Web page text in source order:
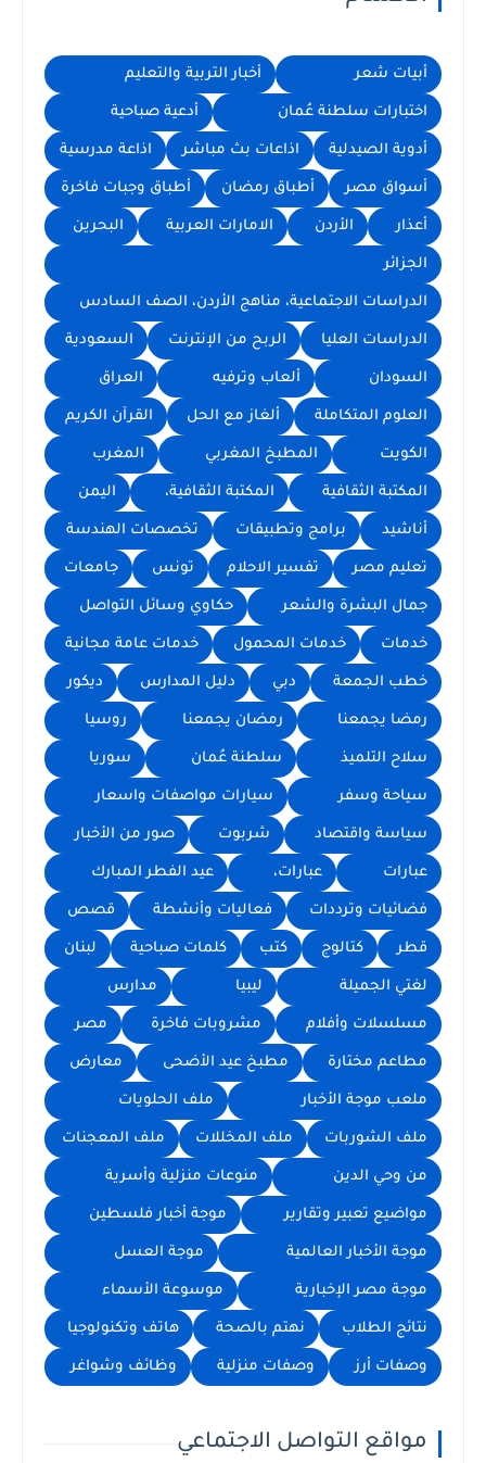
أبيات شعر أخبار التربية والتعليم
اختبارات سلطنة عُمان أدعية صباحية
أدوية الصيدلية اذاعات بث مباشر اذاعة مدرسية
أسواق مصر أطباق رمضان أطباق وجبات فاخرة
أعذار الأردن الامارات العربية البحرين
الجزائر
الدراسات الاجتماعية، مناهج الأردن، الصف السادس
الدراسات العليا الربح من الإنترنت السعودية
السودان ألعاب وترفيه العراق
العلوم المتكاملة ألغاز مع الحل القرآن الكريم
الكويت المطبخ المغربي المغرب
المكتبة الثقافية المكتبة الثقافية، اليمن
أناشيد برامج وتطبيقات تخصصات الهندسة
تعليم مصر تفسير الاحلام تونس جامعات
جمال البشرة والشعر حكاوي وسائل التواصل
خدمات خدمات المحمول خدمات عامة مجانية
خطب الجمعة دبي دليل المدارس ديكور
رمضا يجمعنا رمضان يجمعنا روسيا
سلاح التلميذ سلطنة عُمان سوريا
سياحة وسفر سيارات مواصفات واسعار
سياسة واقتصاد شربوت صور من الأخبار
عبارات عبارات، عيد الفطر المبارك
فضائيات وترددات فعاليات وأنشطة قصص
قطر كتالوج كتب كلمات صباحية لبنان
لغتي الجميلة ليبيا مدارس
مسلسلات وأفلام مشروبات فاخرة مصر
مطاعم مختارة مطبخ عيد الأضحى معارض
ملعب موجة الأخبار ملف الحلويات
ملف الشوربات ملف المخللات ملف المعجنات
من وحي الدين منوعات منزلية وأسرية
مواضيع تعبير وتقارير موجة أخبار فلسطين
موجة الأخبار العالمية موجة العسل
موجة مصر الإخبارية موسوعة الأسماء
نتائج الطلاب نهتم بالصحة هاتف وتكنولوجيا
وصفات أرز وصفات منزلية وظائف وشواغر
مواقع التواصل الاجتماعي